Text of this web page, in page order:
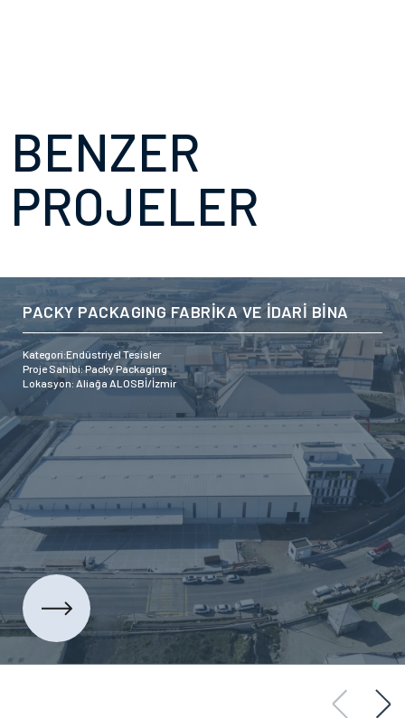
BENZER
PROJELER
PACKY PACKAGING FABRİKA VE İDARİ BİNA
Kategori:Endüstriyel Tesisler
Proje Sahibi: Packy Packaging
Lokasyon: Aliağa ALOSBİ/İzmir